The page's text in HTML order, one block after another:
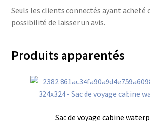
Seuls les clients connectés ayant acheté
possibilité de laisser un avis.
Produits apparentés
Sac de voyage cabine